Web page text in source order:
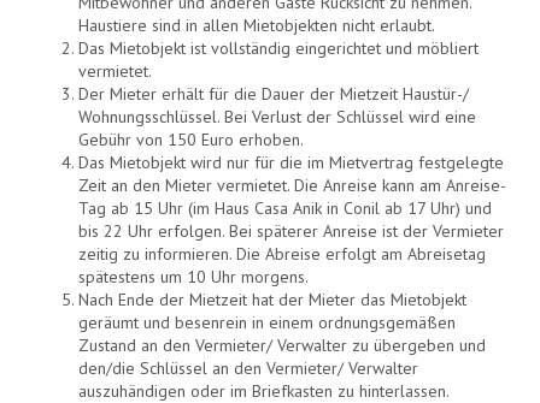
Haustiere sind in allen Mietobjekten nicht erlaubt.
Das Mietobjekt ist vollständig eingerichtet und möbliert
vermietet.
Der Mieter erhält für die Dauer der Mietzeit Haustür-/
Wohnungsschlüssel. Bei Verlust der Schlüssel wird eine
Gebühr von 150 Euro erhoben.
Das Mietobjekt wird nur für die im Mietvertrag festgelegte
Zeit an den Mieter vermietet. Die Anreise kann am Anreise-
Tag ab 15 Uhr (im Haus Casa Anik in Conil ab 17 Uhr) und
bis 22 Uhr erfolgen. Bei späterer Anreise ist der Vermieter
zeitig zu informieren. Die Abreise erfolgt am Abreisetag
spätestens um 10 Uhr morgens.
Nach Ende der Mietzeit hat der Mieter das Mietobjekt
geräumt und besenrein in einem ordnungsgemäßen
Zustand an den Vermieter/ Verwalter zu übergeben und
den/die Schlüssel an den Vermieter/ Verwalter
auszuhändigen oder im Briefkasten zu hinterlassen.